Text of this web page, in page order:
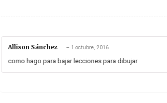
Allison Sánchez – 1 octubre, 2016
como hago para bajar lecciones para dibujar